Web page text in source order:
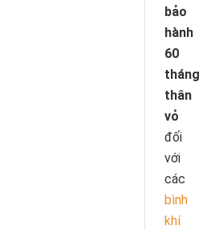
bảo
hành
60
tháng
thân
vỏ
đối
với
các
bình
khí